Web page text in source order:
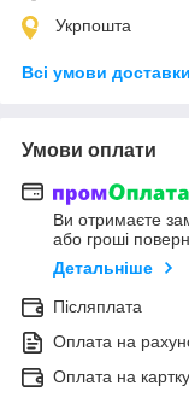
Укрпошта
Всі умови доставки
Умови оплати
Ви отримаєте
або гроші
Детальніше
Післяплата
Оплата на
Оплата на